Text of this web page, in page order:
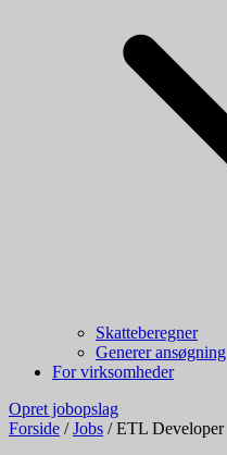
Skatteberegner
Generer ansøgning
For virksomheder
Opret jobopslag
Forside / Jobs / ETL Developer